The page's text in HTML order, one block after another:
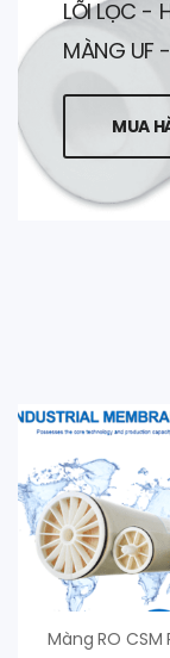
LÕI LỌC -
MÀNG UF
MUA